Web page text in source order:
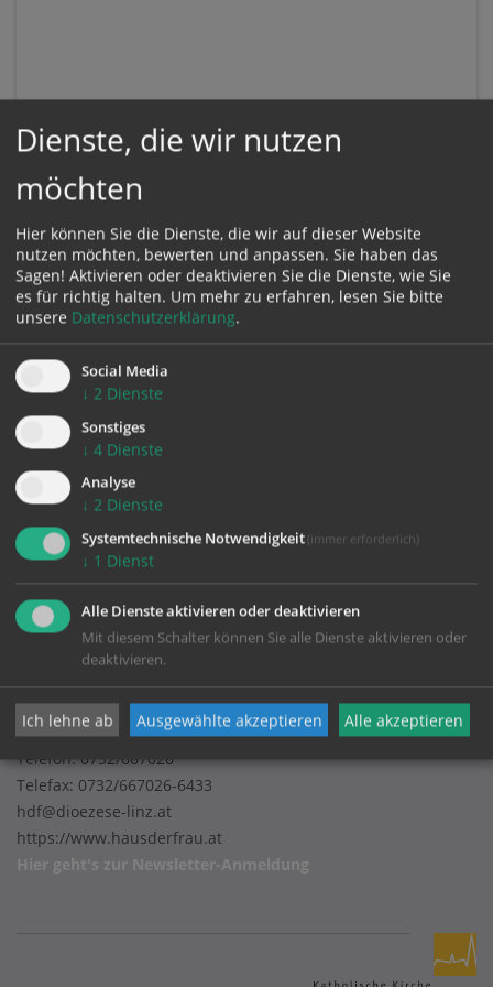
Datenschutz
Bildungs- und Begegnungszentrum Haus der Frau
Volksgartenstraße 18
4020 Linz
Telefon:0732/667026
Telefax: 0732/667026-6433
hdf@dioezese-linz.at
https://www.hausderfrau.at
Hier geht's zur Newsletter-Anmeldung
Dienste, die wir nutzen
möchten
Hier können Sie die Dienste, die wir auf dieser Website
nutzen möchten, bewerten und anpassen. Sie haben das
Sagen! Aktivieren oder deaktivieren Sie die Dienste, wie Sie
es für richtig halten. Um mehr zu erfahren, lesen Sie bitte
unsere Datenschutzerklärung.
Social Media
↓ 2 Dienste
Sonstiges
↓ 4 Dienste
Analyse
↓ 2 Dienste
Systemtechnische Notwendigkeit (immer erforderlich)
↓ 1 Dienst
Alle Dienste aktivieren oder deaktivieren
Mit diesem Schalter können Sie alle Dienste aktivieren oder
deaktivieren.
Ich lehne ab Ausgewählte akzeptieren Alle akzeptieren